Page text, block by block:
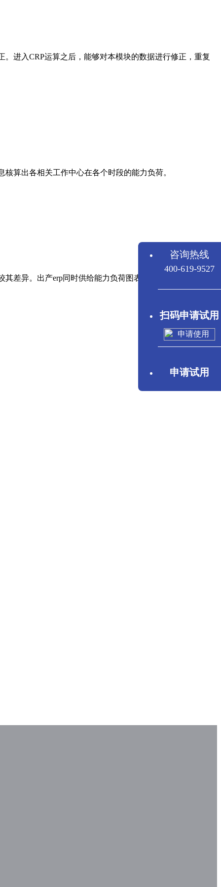
进入CRP运算之后，能够对本模块的数据进行修正，重复
算出各相关工作中心在各个时段的能力负荷。
差异。出产erp同时供给能力负荷图表，并可查得该时段能
咨询热线
400-619-9527
扫码申请试用
申请试用